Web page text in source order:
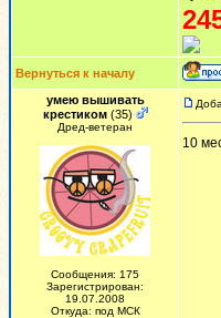
Вернуться к началу
умею вышивать
крестиком(35)
Дред-ветеран
Сообщения: 175
Зарегистрирован:
19.07.2008
Откуда: под МСК
10